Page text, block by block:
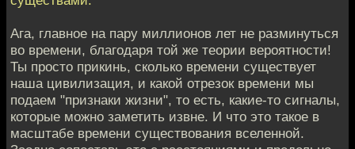
Ага, главное на пару миллионов лет не разминуться
во времени, благодаря той же теории вероятности!
Ты просто прикинь, сколько времени существует
наша цивилизация, и какой отрезок времени мы
подаем "признаки жизни", то есть, какие-то сигналы,
которые можно заметить извне. И что это такое в
масштабе времени существования вселенной.